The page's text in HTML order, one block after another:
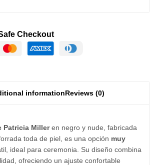
Checkout
informationReviews (0)
Patricia Milleren negro y nude, fabricada
toda de piel, es una opción muy
ideal para ceremonia. Su diseño combina
ofreciendo un ajuste confortable